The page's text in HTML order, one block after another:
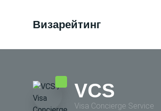
Визарейтинг
VCS
Visa Conсierge Service